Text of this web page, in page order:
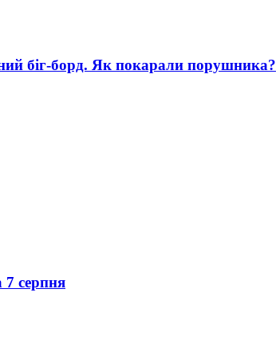
біг-борд. Як покарали порушника?
7 серпня